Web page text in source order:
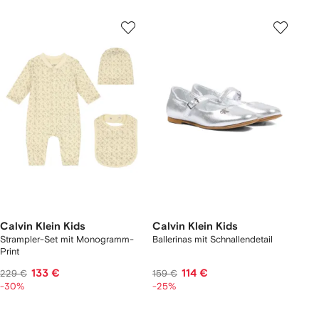
Calvin Klein Kids
Strampler-Set mit Monogramm-
Print
229 € 133 €
-30%
Calvin Klein Kids
Ballerinas mit Schnallendetail
159 € 114 €
-25%